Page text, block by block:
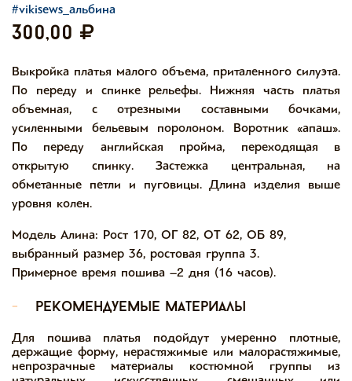
#vikisews_альбина
300,00
Выкройка платья малого объема, приталенного силуэта.
По переду и спинке рельефы. Нижняя часть платья
объемная, с отрезными составными бочками,
усиленными бельевым поролоном. Воротник «апаш».
По переду английская пройма, переходящая в
открытую спинку. Застежка центральная, на
обметанные петли и пуговицы. Длина изделия выше
уровня колен.
Модель Алина: Рост 170, ОГ 82, ОТ 62, ОБ 89,
выбранный размер 36, ростовая группа 3.
Примерное время пошива –2 дня (16 часов).
-
рекомендуемые материалы
Для пошива платья подойдут умеренно плотные,
держащие форму, нерастяжимые или малорастяжимые,
непрозрачные материалы костюмной группы из